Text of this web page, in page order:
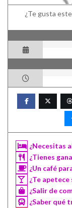
¿Te gusta
¿Necesitas
¿Tienes
¿Un café
¿Te
¿Salir de
¿Saber qué